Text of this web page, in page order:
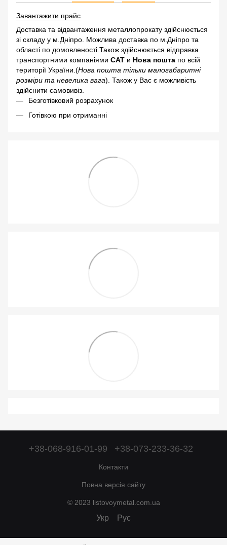
Завантажити прайс
Доставка та відвантаження металлопрокату здійснюється
зі складу у м.Дніпро. Можлива доставка по м.Дніпро та
області по домовленості.Також здійснюється відправка
транспортними компаніями САТ и Нова пошта по всій
території України.(Нова пошта тільки малогабаритні
розміри та невелика вага). Також у Вас є можливість
здійснити самовивіз.
Безготівковий розрахунок
Готівкою при отриманні
+38-068-916-01-99 +38-073-233-36-32
Контакти
Повна версія сайту
© 2023 listovoymetal.com.ua
Укр Рус